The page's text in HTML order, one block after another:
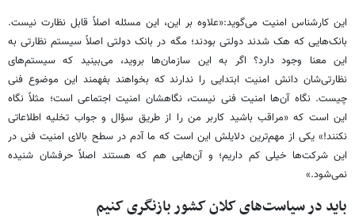
این کارشناس امنیت می‌گوید:«علاوه بر این، این مسئله اصلاً قابل نظارت نیست.
بانک‌هایی که هک شدند دولتی بودند؛ مگه در بانک دولتی اصلاً سیستم نظارتی به
این معنا وجود دارد؟ اگر به این سازمان‌ها بروید، می‌بینید که سیستم‌های
نظارتی‌شان دانش امنیت ابتدایی را ندارند که بخواهند بفهمند این موضوع فنی
چیست. نگاه آن‌ها امنیت فنی نیست، نگاهشان امنیت اجتماعی است؛ مثلاً نگاه
این است که «مراقب باشید کاربر من را از طریق سؤال و جواب تخلیه اطلاعاتی
نکنند!» یکی از مهم‌ترین دلایلش این است که ما آدم در سطح بالای امنیت فنی در
این شرکت‌ها خیلی کم داریم؛ و آن‌هایی هم که هستند اصلاً حرفشان شنیده
نمی‌شود.»
باید در سیاست‌های کلان کشور بازنگری کنیم